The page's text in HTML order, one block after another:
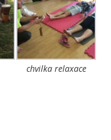
chvilka relaxace